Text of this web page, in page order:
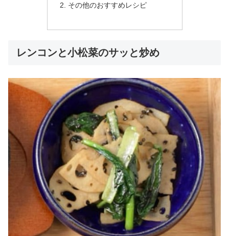
その他のおすすめレシピ
レンコンと小松菜のサッと炒め